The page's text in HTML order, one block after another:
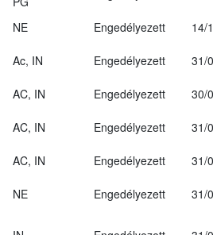
NE Engedélyezett
14/
Ac, IN Engedélyezett
31/
AC, IN Engedélyezett
30/
AC, IN Engedélyezett
31/
AC, IN Engedélyezett
31/
NE Engedélyezett
31/